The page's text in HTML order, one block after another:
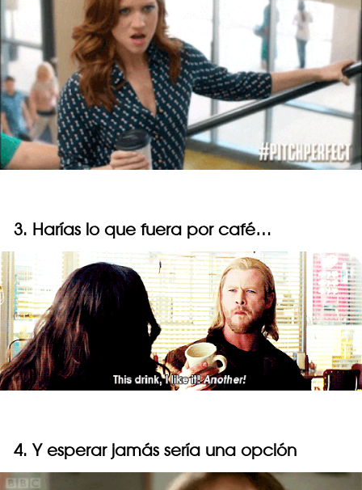
3. Harías lo que fuera por café…
4. Y esperar jamás sería una opción